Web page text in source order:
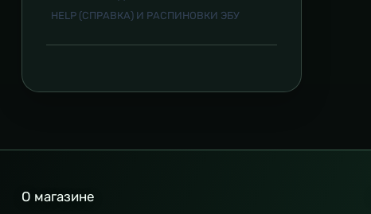
HELP (СПРАВКА) И РАСПИНОВКИ ЭБУ
О магазине